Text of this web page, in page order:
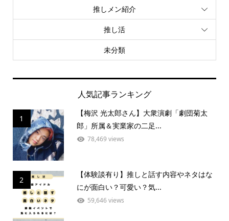
推しメン紹介
推し活
未分類
人気記事ランキング
1
【梅沢 光太郎さん】大衆演劇「劇団菊太
郎」所属＆実業家の二足...
78,469 views
2
【体験談有り】推しと話す内容やネタはな
にが面白い？可愛い？気...
59,646 views